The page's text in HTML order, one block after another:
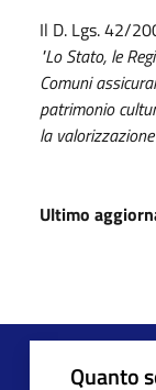
Il D. Lgs. 42/
"Lo Stato, le
Comuni
patrimonio
la
Ultimo
Quanto